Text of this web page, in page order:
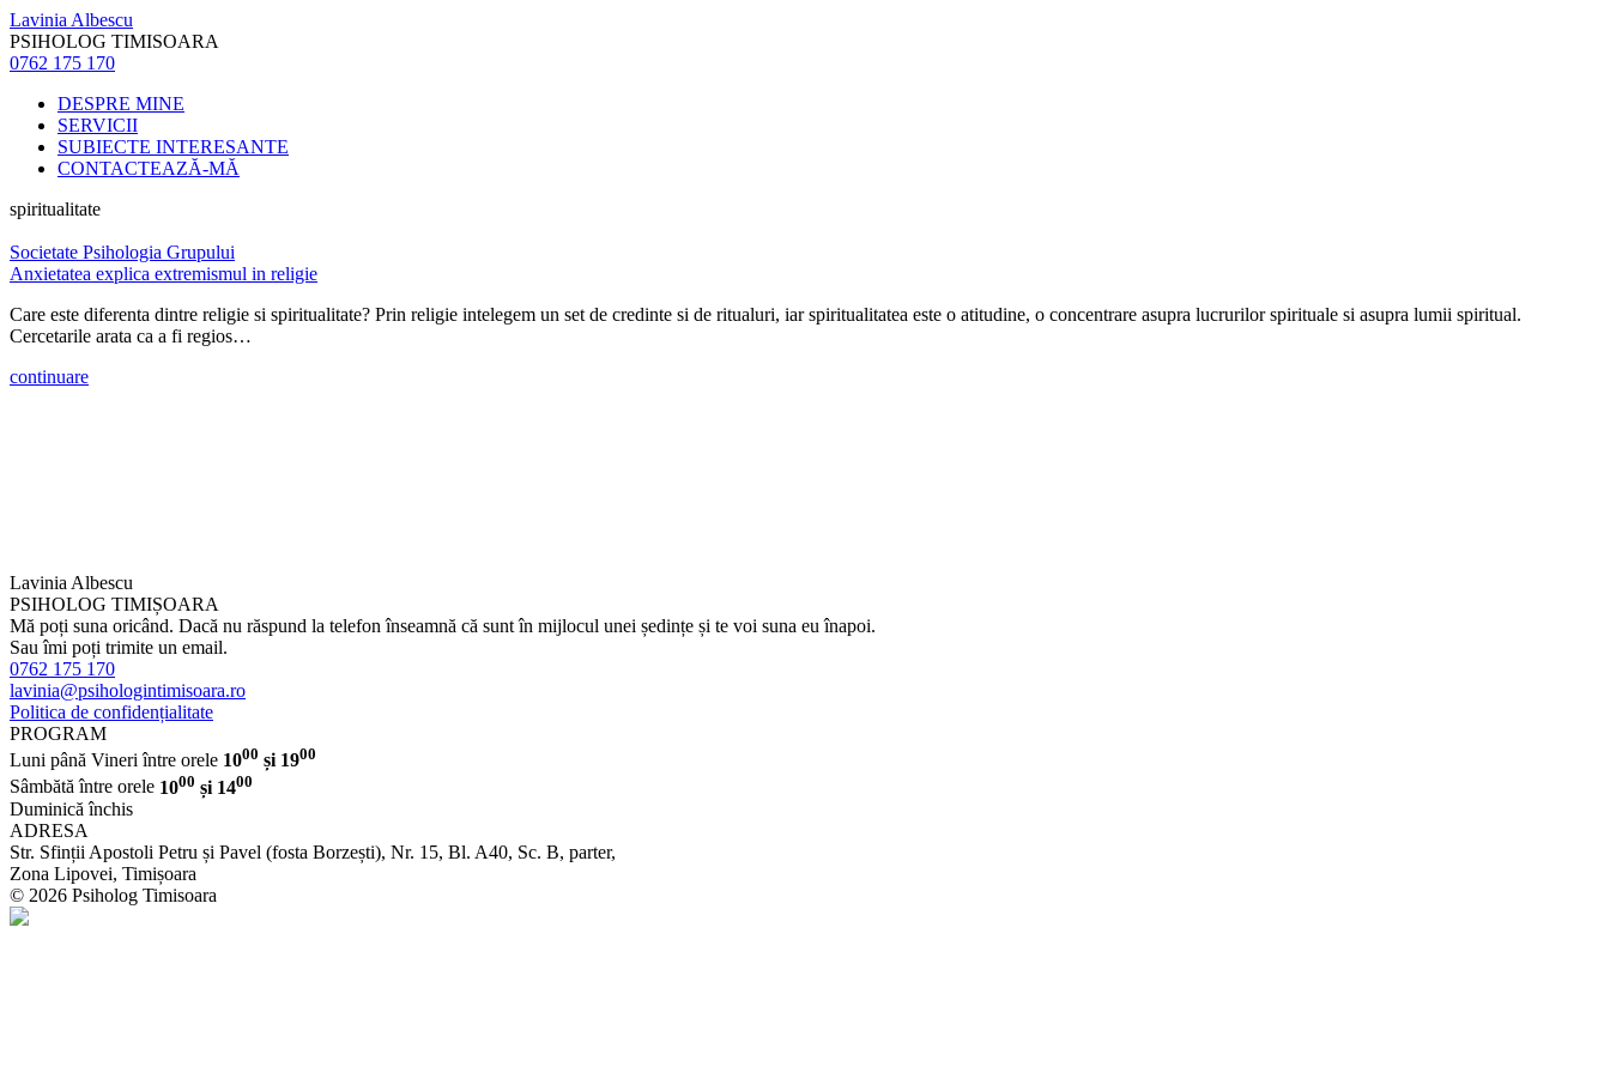
Lavinia Albescu
PSIHOLOG TIMISOARA
0762 175 170
DESPRE MINE
SERVICII
SUBIECTE INTERESANTE
CONTACTEAZĂ-MĂ
spiritualitate
Societate Psihologia Grupului
Anxietatea explica extremismul in religie
Care este diferenta dintre religie si spiritualitate? Prin religie intelegem un set de credinte si de ritualuri, iar spiritualitatea este o atitudine, o concentrare asupra lucrurilor spirituale si asupra lumii spiritual.
Cercetarile arata ca a fi regios…
continuare
Lavinia Albescu
PSIHOLOG TIMIȘOARA
Mă poți suna oricând. Dacă nu răspund la telefon înseamnă că sunt în mijlocul unei ședințe și te voi suna eu înapoi.
Sau îmi poți trimite un email.
0762 175 170
lavinia@psihologintimisoara.ro
Politica de confidențialitate
PROGRAM
Luni până Vineri între orele 1000 și 1900
Sâmbătă între orele 1000 și 1400
Duminică închis
ADRESA
Str. Sfinții Apostoli Petru și Pavel (fosta Borzești), Nr. 15, Bl. A40, Sc. B, parter,
Zona Lipovei, Timișoara
© 2026 Psiholog Timisoara